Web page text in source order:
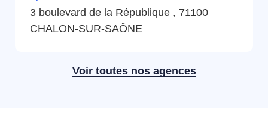
3 boulevard de la République , 71100
CHALON-SUR-SAÔNE
Voir toutes nos agences